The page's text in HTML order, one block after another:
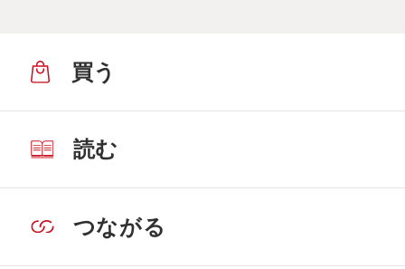
買う
読む
つながる